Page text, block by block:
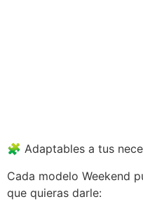
🧩 Adaptables a tus
Cada modelo Weekend
que quieras darle: